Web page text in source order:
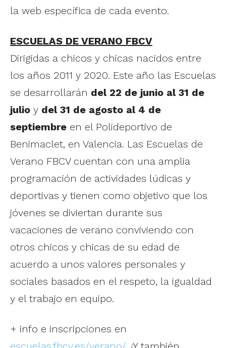
la web específica de cada evento.
ESCUELAS DE VERANO FBCV
Dirigidas a chicos y chicas nacidos entre
los años 2011 y 2020. Este año las Escuelas
se desarrollarán del 22 de junio al 31 de
julio y del 31 de agosto al 4 de
septiembre en el Polideportivo de
Benimaclet, en Valencia. Las Escuelas de
Verano FBCV cuentan con una amplia
programación de actividades lúdicas y
deportivas y tienen como objetivo que los
jóvenes se diviertan durante sus
vacaciones de verano conviviendo con
otros chicos y chicas de su edad de
acuerdo a unos valores personales y
sociales basados en el respeto, la igualdad
y el trabajo en equipo.
+ info e inscripciones en